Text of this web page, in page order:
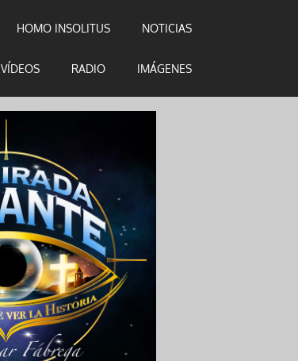
HOMO INSOLITUS NOTICIAS
VÍDEOS RADIO IMÁGENES